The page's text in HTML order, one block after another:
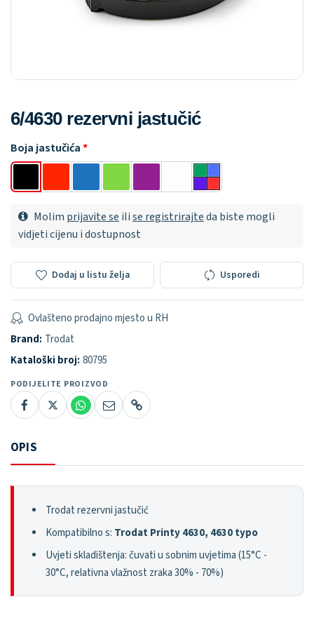
6/4630 rezervni jastučić
Boja jastučića
Molim prijavite se ilise registrirajteda biste mogli
vidjeti cijenu i dostupnost
Dodaj u listu želja Usporedi
Ovlašteno prodajno mjesto u RH
Brand: Trodat
Kataloški broj: 80795
PODIJELITE PROIZVOD
OPIS
Trodat rezervni jastučić
Kompatibilno s: Trodat Printy 4630, 4630 typo
Uvjeti skladištenja: čuvati u sobnim uvjetima (15°C -
30°C, relativna vlažnost zraka 30% - 70%)